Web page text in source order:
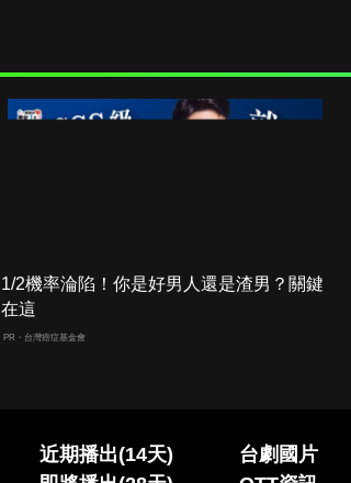
1/2機率淪陷！你是好男人還是渣男？關鍵
在這
PR・台灣癌症基金會
近期播出(14天)
台劇國片